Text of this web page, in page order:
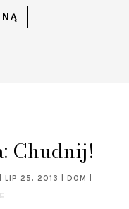
Chudnij!
LIP 25, 2013 DOM